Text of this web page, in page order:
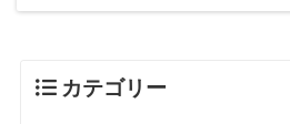
カテゴリー